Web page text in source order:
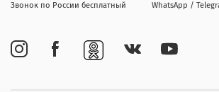
Звонок по России бесплатный WhatsApp /